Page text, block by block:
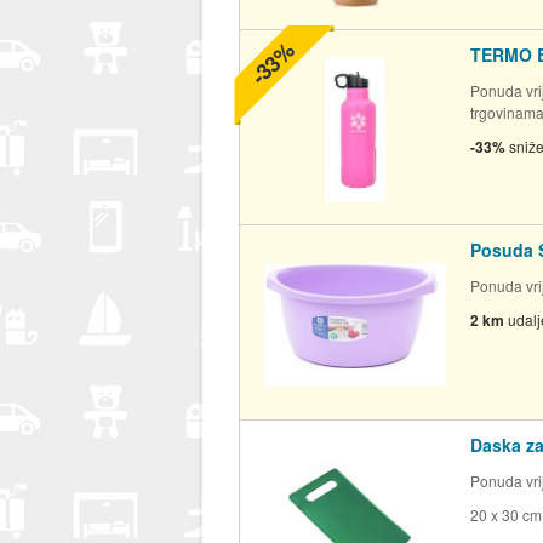
TERMO
Ponuda
trgovinama
-33%
-33%
Posuda
Ponuda
2 km
Daska
Ponuda
20 x 30 cm